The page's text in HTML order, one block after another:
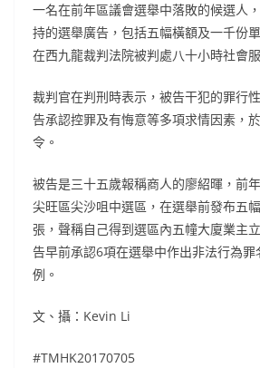
一名在前年區議會選舉中落敗的候選人
持的選舉廣告，包括五幅橫額及一千份
在西九龍裁判法院被判處八十小時社會
裁判官在判刑時表示，被告干犯的罪行
告承認控罪及有悔意等多項求情因素，
令。
被告是三十五歲報稱商人的廖紹暉，前
尖旺區尖沙咀中選區，在選舉前發布五
張，聲稱自己得到選區內五幢大廈業主
告早前承認6項在選舉中作出非法行為
例。
文、攝： Kevin Li
#TMHK20170705